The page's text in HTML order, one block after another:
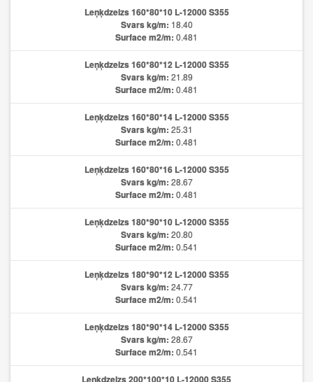
Leņķdzelzs 160*80*10 L-12000 S355
Svars kg/m: 18.40
Surface m2/m: 0.481
Leņķdzelzs 160*80*12 L-12000 S355
Svars kg/m: 21.89
Surface m2/m: 0.481
Leņķdzelzs 160*80*14 L-12000 S355
Svars kg/m: 25.31
Surface m2/m: 0.481
Leņķdzelzs 160*80*16 L-12000 S355
Svars kg/m: 28.67
Surface m2/m: 0.481
Leņķdzelzs 180*90*10 L-12000 S355
Svars kg/m: 20.80
Surface m2/m: 0.541
Leņķdzelzs 180*90*12 L-12000 S355
Svars kg/m: 24.77
Surface m2/m: 0.541
Leņķdzelzs 180*90*14 L-12000 S355
Svars kg/m: 28.67
Surface m2/m: 0.541
Leņķdzelzs 200*100*10 L-12000 S355